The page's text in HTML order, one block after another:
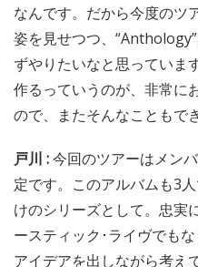
なんです。だから今度のツ
姿を見せつつ、
ずやりたいなと思っていま
作るっていうのが、非常に
ので、またそんなこともで
戸川 :今回のツアーはメン
定です。このアルバムも3
けのシリーズとして。忠実
ースティック･ライヴでも
アイデアを出しながら考え